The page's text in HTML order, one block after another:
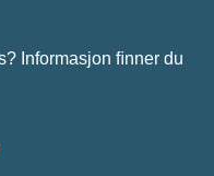
Informasjon ﬁnner du